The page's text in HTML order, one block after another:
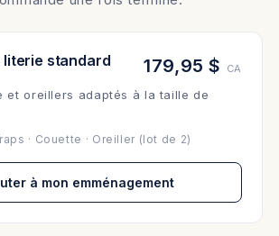
literie standard 179,95 $ CA
et oreillers adaptés à la taille de
· Couette · Oreiller (lot de 2)
à mon emménagement